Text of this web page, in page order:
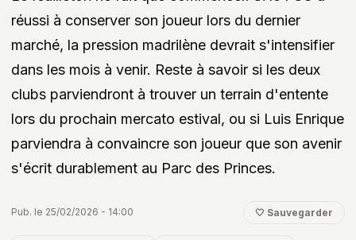
réussi à conserver son joueur lors du dernier
marché, la pression madrilène devrait s'intensifier
dans les mois à venir. Reste à savoir si les deux
clubs parviendront à trouver un terrain d'entente
lors du prochain mercato estival, ou si Luis Enrique
parviendra à convaincre son joueur que son avenir
s'écrit durablement au Parc des Princes.
Pub. le 25/02/2026 - 14:00 🤍 Sauvegarder